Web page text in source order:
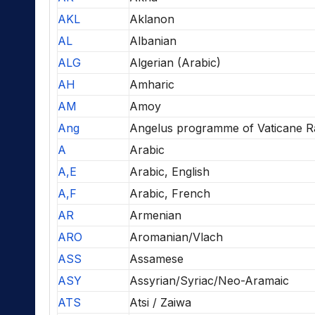
AKL
Aklanon
AL
Albanian
ALG
Algerian (Arabic)
AH
Amharic
AM
Amoy
Ang
Angelus programme of Vaticane
A
Arabic
A,E
Arabic, English
A,F
Arabic, French
AR
Armenian
ARO
Aromanian/Vlach
ASS
Assamese
ASY
Assyrian/Syriac/Neo-Aramaic
ATS
Atsi / Zaiwa